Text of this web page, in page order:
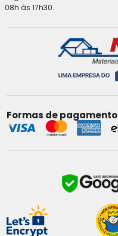
08h às 17h30.
Formas de pagamento